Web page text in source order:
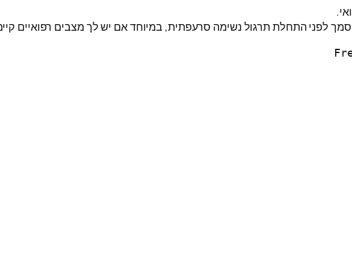
לפני התחלת תרגול נשימה סרעפתית, במיוחד אם יש לך מצבים רפואיים